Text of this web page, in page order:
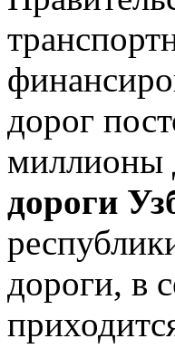
дорог
дороги
дороги, в